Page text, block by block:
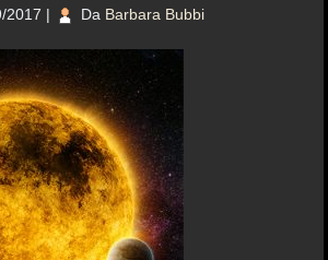
2017 | Da Barbara Bubbi